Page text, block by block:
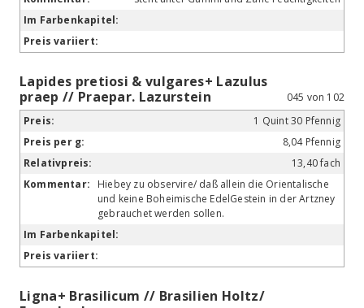
Lapides pretiosi & vulgares+ Lazulus
praep // Praepar. Lazurstein
045 von 102
1 Quint 30 Pfennig
8,04 Pfennig
13,40 fach
Hiebey zu observire/ daß allein die Orientalische
und keine Boheimische EdelGestein in der Artzney
gebrauchet werden sollen.
Ligna+ Brasilicum // Brasilien Holtz/